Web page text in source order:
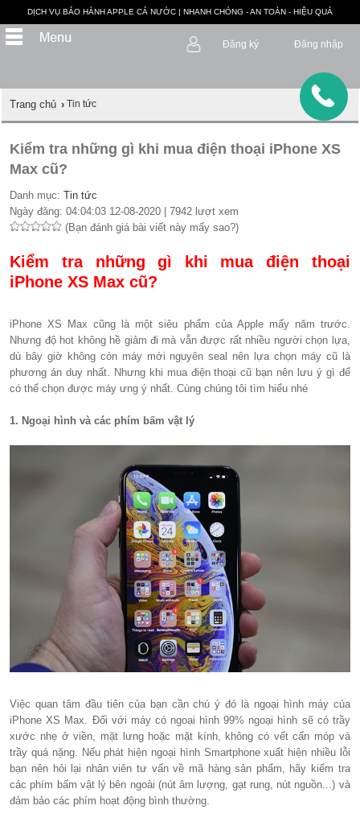
DỊCH VỤ BẢO HÀNH APPLE CẢ NƯỚC | NHANH CHÓNG - AN TOÀN - HIỆU QUẢ
Đăng nhập
Đăng ký
Trang chủ › Tin tức
Kiểm tra những gì khi mua điện thoại iPhone XS
Max cũ?
Danh mục:Tin tức
Ngày đăng: 04:04:03 12-08-2020 | 7942 lượt xem
(Bạn đánh giá bài viết này mấy sao?)
Kiểm tra những gì khi mua điện thoại
iPhone XS Max cũ?
iPhone XS Max cũng là một siêu phẩm của Apple mấy năm trước.
Nhưng độ hot không hề giảm đi mà vẫn được rất nhiều người chọn lựa,
dù bây giờ không còn máy mới nguyên seal nên lựa chọn máy cũ là
phương án duy nhất. Nhưng khi mua điện thoại cũ bạn nên lưu ý gì để
có thể chọn được máy ưng ý nhất. Cùng chúng tôi tìm hiểu nhé
1. Ngoại hình và các phím bấm vật lý
Việc quan tâm đầu tiên của bạn cần chú ý đó là ngoại hình máy của
iPhone XS Max. Đối với máy có ngoại hình 99% ngoại hình sẽ có trầy
xước nhẹ ở viền, mặt lưng hoặc mặt kính, không có vết cấn móp và
trầy quá nặng. Nếu phát hiện ngoại hình Smartphone xuất hiện nhiều lỗi
bạn nên hỏi lại nhân viên tư vấn về mã hàng sản phẩm, hãy kiểm tra
các phím bấm vật lý bên ngoài (nút âm lượng, gạt rung, nút nguồn...) và
đảm bảo các phím hoạt động bình thường.